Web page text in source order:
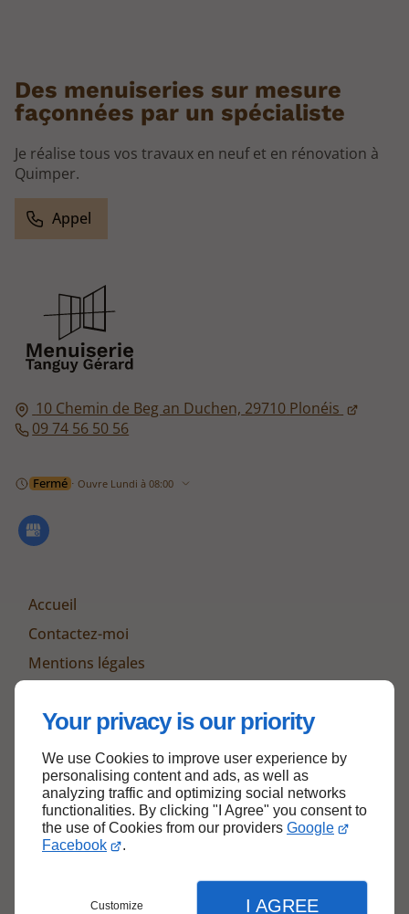
Your privacy is our priority
We use Cookies to improve user experience by
personalising content and ads, as well as
analyzing traffic and optimizing social networks
functionalities. By clicking "I Agree" you consent to
the use of Cookies from our providers Google
Facebook
.
Customize I AGREE
10 Chemin de Beg an Duchen, 29710 Plonéis
09 74 56 50 56
Fermé ⋅ Ouvre Lundi à 08:00
Accueil
Contactez-moi
Mentions légales
Des menuiseries sur mesure
façonnées par un spécialiste
Je réalise tous vos travaux en neuf et en rénovation à
Quimper.
Appel
Haut de page